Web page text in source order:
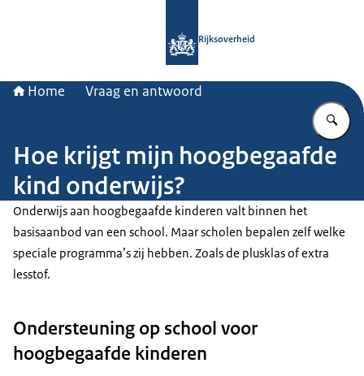
Rijksoverheid
Home Vraag en antwoord
Hoe krijgt mijn hoogbegaafde
kind onderwijs?
Onderwijs aan hoogbegaafde kinderen valt binnen het
basisaanbod van een school. Maar scholen bepalen zelf welke
speciale programma’s zij hebben. Zoals de plusklas of extra
lesstof.
Ondersteuning op school voor
hoogbegaafde kinderen